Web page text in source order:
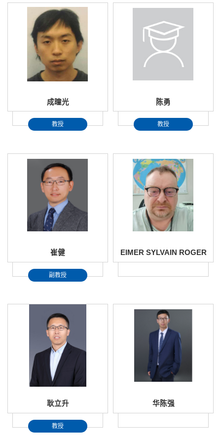
成曈光
教授
陈勇
教授
崔健
副教授
EIMER SYLVAIN ROGER
耿立升
教授
华陈强